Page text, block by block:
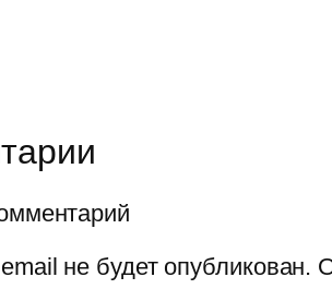
не будет опубликован.